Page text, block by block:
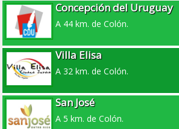
Concepción del Uruguay
A 44 km. de Colón.
Villa Elisa
A 32 km. de Colón.
San José
A 5 km. de Colón.